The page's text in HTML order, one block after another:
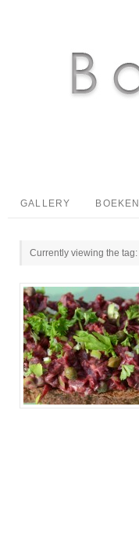
GALLERY BOEKEN
Currently viewing the tag: